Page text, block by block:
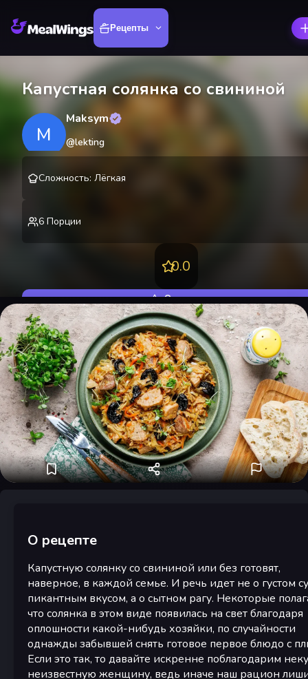
Рецепты
Капустная солянка со свининой
M
Maksym
@lekting
Сложность: Лёгкая
6 Порции
0.0
Оценить
О рецепте
Капустную солянку со свининой или без готовят,
наверное, в каждой семье. И речь идет не о густом
пикантным вкусом, а о сытном рагу. Некоторые
что солянка в этом виде появилась на свет благодаря
оплошности какой-нибудь хозяйки, по случайности
однажды забывшей снять готовое первое блюдо с
Если это так, то давайте искренне поблагодарим
неизвестную женщину, ведь иначе наш рацион